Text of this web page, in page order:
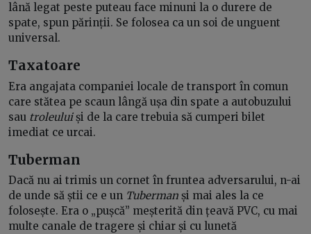
lână legat peste puteau face minuni la o durere de
spate, spun părinții. Se folosea ca un soi de unguent
universal.
Taxatoare
Era angajata companiei locale de transport în comun
care stătea pe scaun lângă ușa din spate a autobuzului
sau troleuluiși de la care trebuia să cumperi bilet
imediat ce urcai.
Tuberman
Dacă nu ai trimis un cornet în fruntea adversarului, n-ai
de unde să știi ce e un Tuberman și mai ales la ce
folosește. Era o „pușcă” meșterită din țeavă PVC, cu mai
multe canale de tragere și chiar și cu lunetă